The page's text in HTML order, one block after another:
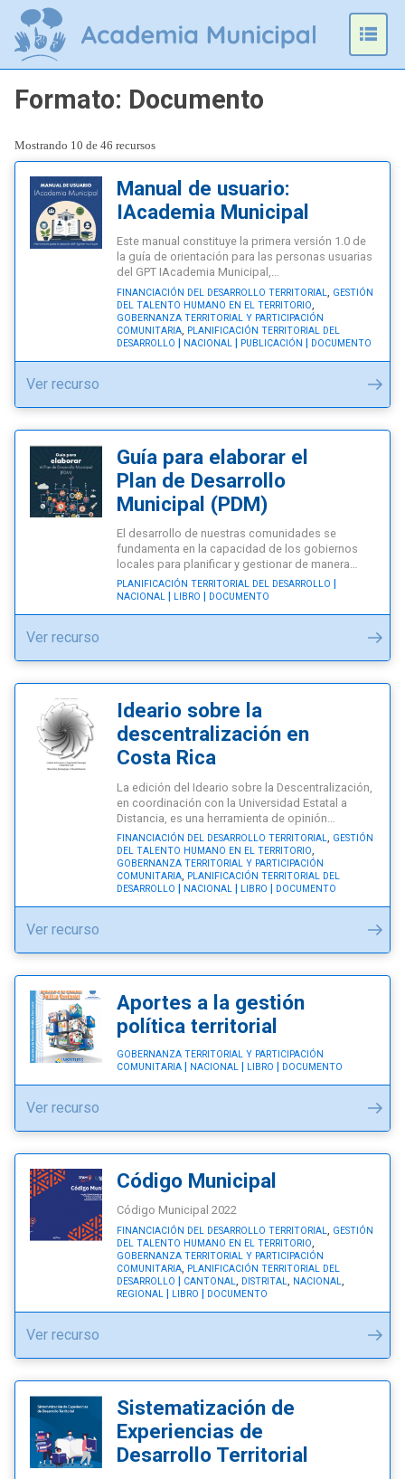
Omitir
contenido
Formato: Documento
Mostrando 10 de 46 recursos
Manual de usuario:
IAcademia Municipal
Este manual constituye la primera versión 1.0 de
la guía de orientación para las personas usuarias
del GPT IAcademia Municipal,…
FINANCIACIÓN DEL DESARROLLO TERRITORIAL GESTIÓN
DEL TALENTO HUMANO EN EL TERRITORIO
GOBERNANZA TERRITORIAL Y PARTICIPACIÓN
COMUNITARIA PLANIFICACIÓN TERRITORIAL DEL
DESARROLLO
NACIONAL PUBLICACIÓN DOCUMENTO
Ver recurso
de
usuario:
IAcademia
Municipal"
Guía para elaborar el
Plan de Desarrollo
Municipal (PDM)
El desarrollo de nuestras comunidades se
fundamenta en la capacidad de los gobiernos
locales para planificar y gestionar de manera…
PLANIFICACIÓN TERRITORIAL DEL DESARROLLO
NACIONAL
LIBRO DOCUMENTO
Ver recurso
para
elaborar
Plan
Municipal
(PDM)"
Ideario sobre la
descentralización en
Costa Rica
La edición del Ideario sobre la Descentralización,
en coordinación con la Universidad Estatal a
Distancia, es una herramienta de opinión…
FINANCIACIÓN DEL DESARROLLO TERRITORIAL, GESTIÓN
DEL TALENTO HUMANO EN EL TERRITORIO,
GOBERNANZA TERRITORIAL Y PARTICIPACIÓN
COMUNITARIA, PLANIFICACIÓN TERRITORIAL DEL
DESARROLLO
NACIONAL LIBRO DOCUMENTO
Ver recurso
sobre
la
descentralización
Costa
Rica"
Aportes a la gestión
política territorial
GOBERNANZA TERRITORIAL Y PARTICIPACIÓN
COMUNITARIA
NACIONAL LIBRO DOCUMENTO
Ver recurso
a
la
gestión
política
territorial"
Código Municipal
Código Municipal 2022
FINANCIACIÓN DEL DESARROLLO TERRITORIAL GESTIÓN
DEL TALENTO HUMANO EN EL TERRITORIO
GOBERNANZA TERRITORIAL Y PARTICIPACIÓN
COMUNITARIA PLANIFICACIÓN TERRITORIAL DEL
DESARROLLO
CANTONAL DISTRITAL NACIONAL
REGIONAL LIBRO DOCUMENTO
Ver recurso
Municipal"
Sistematización de
Experiencias de
Desarrollo Territorial